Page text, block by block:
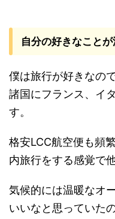
自分の好きなこと
僕は旅行が好きなの
諸国にフランス、イ
す。
格安LCC航空便も頻
内旅行をする感覚で
気候的には温暖なオ
いいなと思っていた